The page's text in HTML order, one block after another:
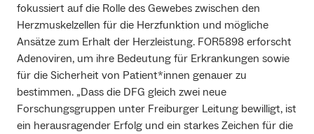
fokussiert auf die Rolle des Gewebes zwischen den
Herzmuskelzellen für die Herzfunktion und mögliche
Ansätze zum Erhalt der Herzleistung. FOR5898 erforscht
Adenoviren, um ihre Bedeutung für Erkrankungen sowie
für die Sicherheit von Patient*innen genauer zu
bestimmen. „Dass die DFG gleich zwei neue
Forschungsgruppen unter Freiburger Leitung bewilligt, ist
ein herausragender Erfolg und ein starkes Zeichen für die